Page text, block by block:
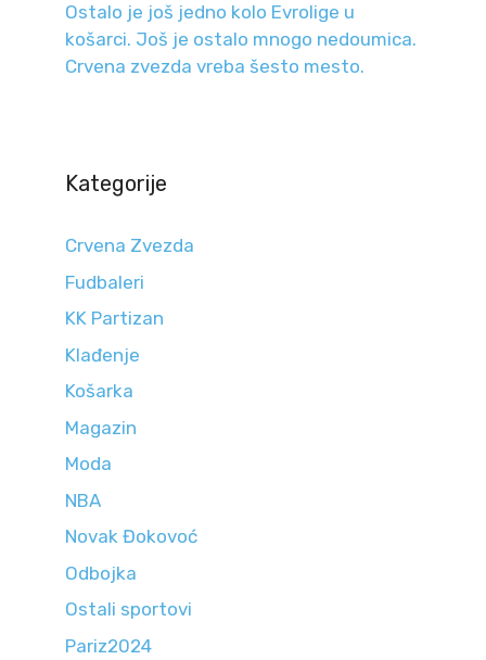
Ostalo je još jedno kolo Evrolige u
košarci. Još je ostalo mnogo nedoumica.
Crvena zvezda vreba šesto mesto.
Kategorije
Crvena Zvezda
Fudbaleri
KK Partizan
Klađenje
Košarka
Magazin
Moda
NBA
Novak Đokovoć
Odbojka
Ostali sportovi
Pariz2024